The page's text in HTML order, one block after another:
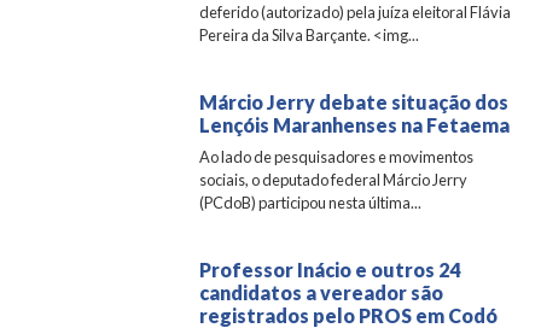
deferido (autorizado) pela juíza eleitoral Flávia
Pereira da Silva Barçante. <img...
Márcio Jerry debate situação dos
Lençóis Maranhenses na Fetaema
Ao lado de pesquisadores e movimentos
sociais, o deputado federal Márcio Jerry
(PCdoB) participou nesta última...
Professor Inácio e outros 24
candidatos a vereador são
registrados pelo PROS em Codó